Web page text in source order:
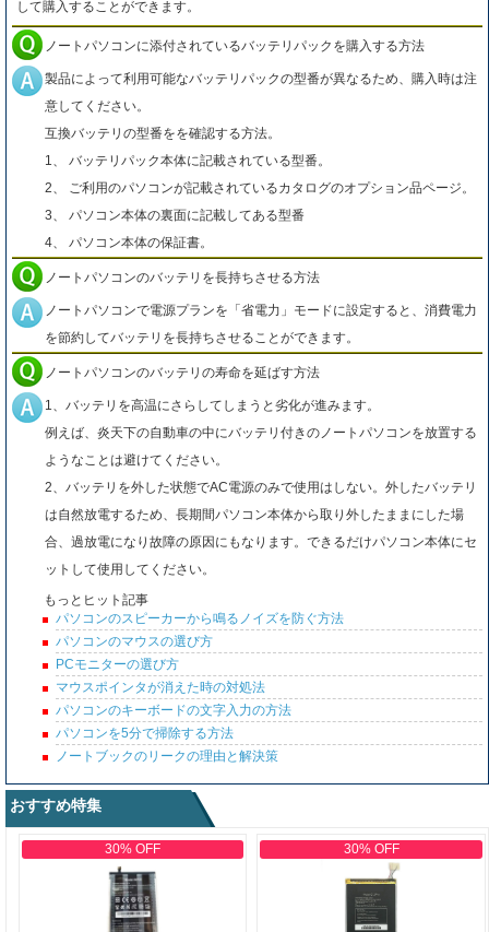
して購入することができます。
ノートパソコンに添付されているバッテリパックを購入する方法
製品によって利用可能なバッテリパックの型番が異なるため、購入時は注
意してください。
互換バッテリの型番をを確認する方法。
1、 バッテリパック本体に記載されている型番。
2、 ご利用のパソコンが記載されているカタログのオプション品ページ。
3、 パソコン本体の裏面に記載してある型番
4、 パソコン本体の保証書。
ノートパソコンのバッテリを長持ちさせる方法
ノートパソコンで電源プランを「省電力」モードに設定すると、消費電力
を節約してバッテリを長持ちさせることができます。
ノートパソコンのバッテリの寿命を延ばす方法
1、バッテリを高温にさらしてしまうと劣化が進みます。
例えば、炎天下の自動車の中にバッテリ付きのノートパソコンを放置する
ようなことは避けてください。
2、バッテリを外した状態でAC電源のみで使用はしない。外したバッテリ
は自然放電するため、長期間パソコン本体から取り外したままにした場
合、過放電になり故障の原因にもなります。できるだけパソコン本体にセ
ットして使用してください。
もっとヒット記事
パソコンのスピーカーから鳴るノイズを防ぐ方法
パソコンのマウスの選び方
PCモニターの選び方
マウスポインタが消えた時の対処法
パソコンのキーボードの文字入力の方法
パソコンを5分で掃除する方法
ノートブックのリークの理由と解決策
おすすめ特集
30% OFF 30% OFF